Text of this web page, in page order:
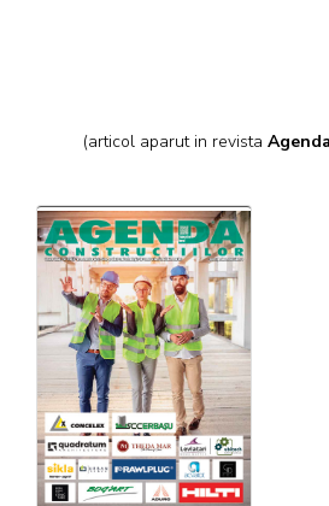
(articol aparut in revista